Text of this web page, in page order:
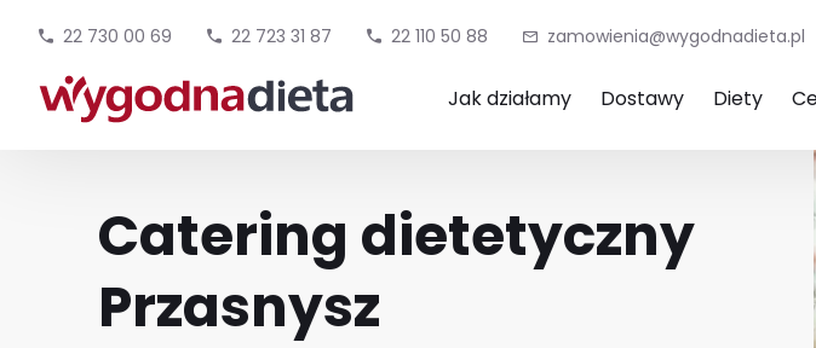
22 730 00 69 22 723 31 87 22 110 50 88 zamowienia@wygodnadieta.pl
Jak działamy Dostawy Diety
Catering dietetyczny
Przasnysz